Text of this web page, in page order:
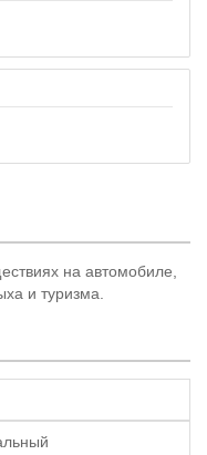
на автомобиле,
и туризма.